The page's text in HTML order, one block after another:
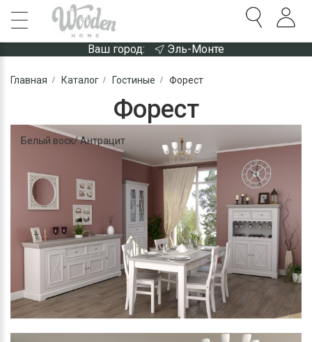
Ваш город: Эль-Монте
Главная Каталог Гостиные Форест
Форест
Белый воск/ Антрацит